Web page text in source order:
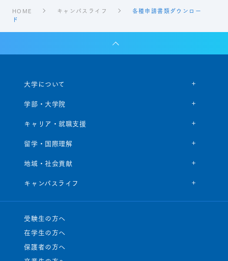
HOME キャンパスライフ
各種申請書類ダウンロー
ド
大学について
学部・大学院
キャリア・就職支援
留学・国際理解
地域・社会貢献
キャンパスライフ
受験生の方へ
在学生の方へ
保護者の方へ